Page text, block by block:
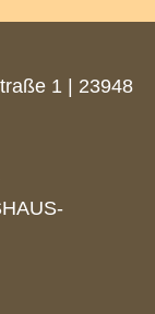
1 | 23948